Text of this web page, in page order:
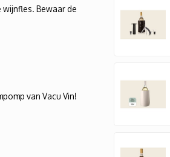
wijnfles. Bewaar de
van Vacu Vin!